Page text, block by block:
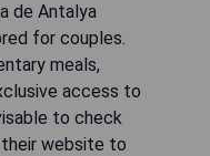
de Antalya
for couples.
meals,
access to
to check
website to